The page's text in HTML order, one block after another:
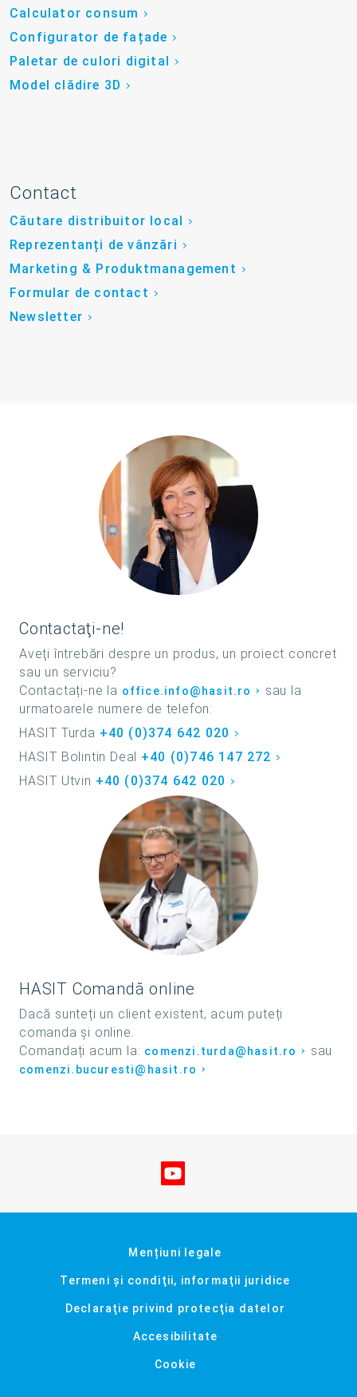
Calculator consum
Configurator de fațade
Paletar de culori digital
Model clădire 3D
Contact
Căutare distribuitor local
Reprezentanți de vânzări
Marketing & Produktmanagement
Formular de contact
Newsletter
Contactaţi-ne!
Aveţi întrebări despre un produs, un proiect concret
sau un serviciu?
Contactați-ne la office.info@hasit.ro
sau la
urmatoarele numere de telefon:
HASIT Turda +40 (0)374 642 020
HASIT Bolintin Deal +40 (0)746 147 272
HASIT Utvin +40 (0)374 642 020
HASIT Comandă online
Dacă sunteți un client existent, acum puteți
comanda și online.
Comandați acum la: comenzi.turda@hasit.ro sau
comenzi.bucuresti@hasit.ro
Mențiuni legale
Termeni şi condiţii, informaţii juridice
Declaraţie privind protecţia datelor
Accesibilitate
Cookie